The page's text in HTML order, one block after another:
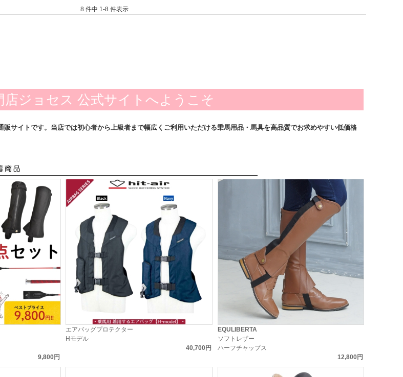
8 件中 1-8 件表示
店ジョセス 公式サイトへようこそ
サイトです。当店では初心者から上級者まで幅広くご利用いただける乗馬用品・馬具を高品質でお求めやすい低価格
9,800円
エアバッグプロテクター
Hモデル
40,700円
EQULIBERTA
ソフトレザー
ハーフチャップス
12,800円